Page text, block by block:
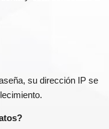
su dirección IP se